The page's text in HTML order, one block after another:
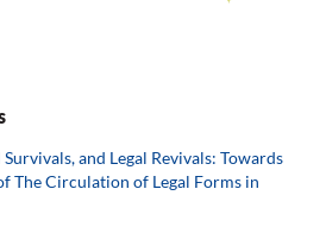
Survivals, and Legal Revivals: Towards
The Circulation of Legal Forms in